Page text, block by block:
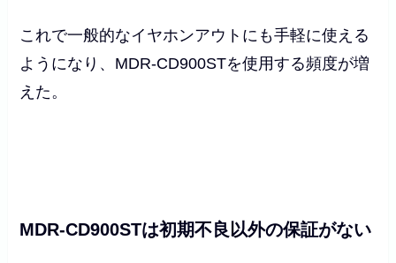
これで一般的なイヤホンアウトにも手軽に使える
ようになり、MDR-CD900STを使用する頻度が増
えた。
MDR-CD900STは初期不良以外の保証がない